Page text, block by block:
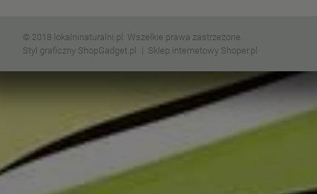
© 2018 lokalninaturalni.pl. Wszelkie prawa zastrzeżone.
Styl graficzny ShopGadget.pl
Sklep internetowy Shoper.pl